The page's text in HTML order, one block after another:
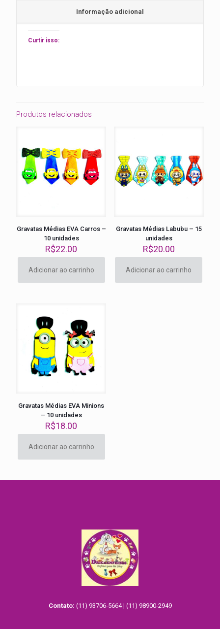
Informação adicional
Curtir isso:
Produtos relacionados
Gravatas Médias EVA Carros –
10 unidades
R$22.00
Adicionar ao carrinho
Gravatas Médias Labubu – 15
unidades
R$20.00
Adicionar ao carrinho
Gravatas Médias EVA Minions
– 10 unidades
R$18.00
Adicionar ao carrinho
Contato: (11) 93706-5664 | (11) 98900-2949